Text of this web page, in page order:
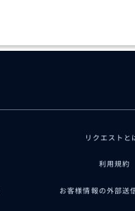
リクエストと
利用規約
お客様情報の外部送